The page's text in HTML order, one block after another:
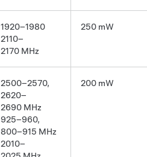
1920–1980
2110–
2170 MHz
250 mW
2500–2570,
2620–
2690 MHz
925–960,
800–915 MHz
2010–
200 mW